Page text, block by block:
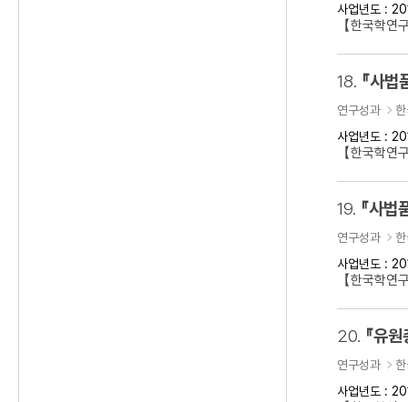
사업년도 :
【한국학
18. 『사
연구성과
사업년도 :
【한국학
19. 『사법
연구성과
사업년도 :
【한국학
20. 『유
연구성과
사업년도 :